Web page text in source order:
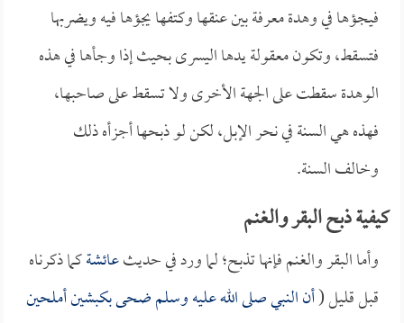
فيجؤها في وهدة معرفة بين عنقها وكتفها يجؤها فيه ويضربها
فتسقط، وتكون معقولة يدها اليسرى بحيث إذا وجأها في هذه
الوهدة سقطت على الجهة الأخرى ولا تسقط على صاحبها،
فهذه هي السنة في نحر الإبل، لكن لو ذبحها أجزأه ذلك
وخالف السنة.
كيفية ذبح البقر والغنم
وأما البقر والغنم فإنها تذبح؛ لما ورد في حديثعائشةكما ذكرناه
قبل قليل (أن النبي صلى الله عليه وسلم ضحى بكبشين أملحين